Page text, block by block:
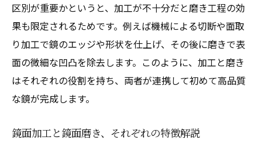
区別が重要かというと、加工が不十分だと磨き工程の効
果も限定されるためです。例えば機械による切断や面取
り加工で鏡のエッジや形状を仕上げ、その後に磨きで表
面の微細な凹凸を除去します。このように、加工と磨き
はそれぞれの役割を持ち、両者が連携して初めて高品質
な鏡が完成します。
鏡面加工と鏡面磨き、それぞれの特徴解説